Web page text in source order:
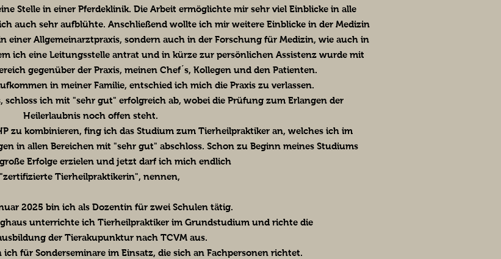
Stelle in einer Pferdeklinik. Die Arbeit ermöglichte mir sehr viel Einblicke in alle
auch sehr aufblühte. Anschließend wollte ich mir weitere Einblicke in der Medizin
einer Allgemeinarztpraxis, sondern auch in der Forschung für Medizin, wie auch in
ich eine Leitungsstelle antrat und in kürze zur persönlichen Assistenz wurde mit
gegenüber der Praxis, meinen Chef´s, Kollegen und den Patienten.
in meiner Familie, entschied ich mich die Praxis zu verlassen.
schloss ich mit "sehr gut" erfolgreich ab, wobei die Prüfung zum Erlangen der
Heilerlaubnis noch offen steht.
zu kombinieren, fing ich das Studium zum Tierheilpraktiker an, welches ich im
in allen Bereichen mit "sehr gut" abschloss. Schon zu Beginn meines Studiums
Erfolge erzielen und jetzt darf ich mich endlich
"zertifizierte Tierheilpraktikerin", nennen,
2025 bin ich als Dozentin für zwei Schulen tätig.
unterrichte ich Tierheilpraktiker im Grundstudium und richte die
der Tierakupunktur nach TCVM aus.
ich für Sonderseminare im Einsatz, die sich an Fachpersonen richtet.